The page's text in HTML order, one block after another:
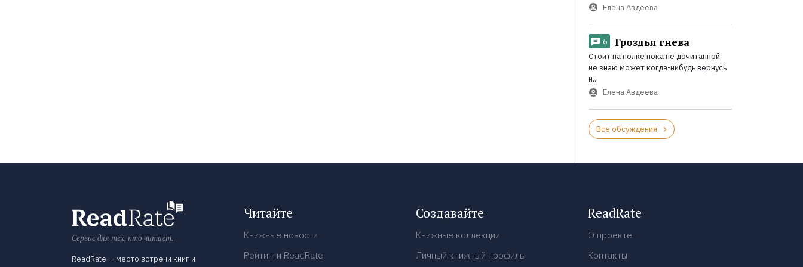
Елена Авдеева
6 Гроздья гнева
Стоит на полке пока не дочитанной,
не знаю может когда-нибудь вернусь
и...
Елена Авдеева
Все обсуждения
Сервис для тех, кто читает.
ReadRate — место встречи книг и
Читайте
Книжные новости
Рейтинги ReadRate
Создавайте
Книжные коллекции
Личный книжный профиль
ReadRate
О проекте
Контакты